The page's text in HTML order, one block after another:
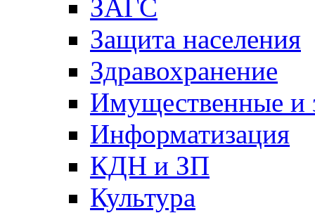
ЗАГС
Защита населения
Здравохранение
Имущественные и
Информатизация
КДН и ЗП
Культура